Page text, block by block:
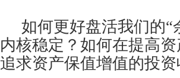
如何更好盘活我们的“
内核稳定？如何在提高
追求资产保值增值的投资